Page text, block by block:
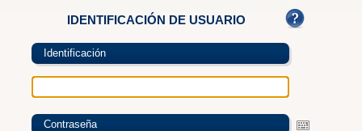
IDENTIFICACIÓN DE USUARIO
Identificación
Contraseña